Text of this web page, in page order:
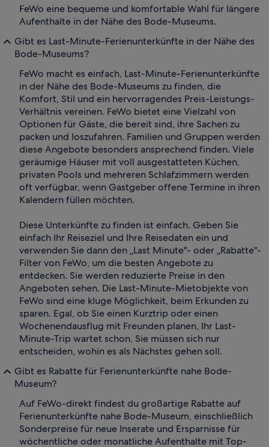
FeWo eine bequeme und komfortable Wahl für längere
Aufenthalte in der Nähe des Bode-Museums.
Gibt es Last-Minute-Ferienunterkünfte in der Nähe des
Bode-Museums?
FeWo macht es einfach, Last-Minute-Ferienunterkünfte
in der Nähe des Bode-Museums zu finden, die
Komfort, Stil und ein hervorragendes Preis-Leistungs-
Verhältnis vereinen. FeWo bietet eine Vielzahl von
Optionen für Gäste, die bereit sind, ihre Sachen zu
packen und loszufahren. Familien und Gruppen werden
diese Angebote besonders ansprechend finden. Viele
geräumige Häuser mit voll ausgestatteten Küchen,
privaten Pools und mehreren Schlafzimmern werden
oft verfügbar, wenn Gastgeber offene Termine in ihren
Kalendern füllen möchten.
Diese Unterkünfte zu finden ist einfach. Geben Sie
einfach Ihr Reiseziel und Ihre Reisedaten ein und
verwenden Sie dann den „Last Minute"- oder „Rabatte"-
Filter von FeWo, um die besten Angebote zu
entdecken. Sie werden reduzierte Preise in den
Angeboten sehen. Die Last-Minute-Mietobjekte von
FeWo sind eine kluge Möglichkeit, beim Erkunden zu
sparen. Egal, ob Sie einen Kurztrip oder einen
Wochenendausflug mit Freunden planen, Ihr Last-
Minute-Trip wartet schon, Sie müssen sich nur
entscheiden, wohin es als Nächstes gehen soll.
Gibt es Rabatte für Ferienunterkünfte nahe Bode-
Museum?
Auf FeWo-direkt findest du großartige Rabatte auf
Ferienunterkünfte nahe Bode-Museum, einschließlich
Sonderpreise für neue Inserate und Ersparnisse für
wöchentliche oder monatliche Aufenthalte mit Top-